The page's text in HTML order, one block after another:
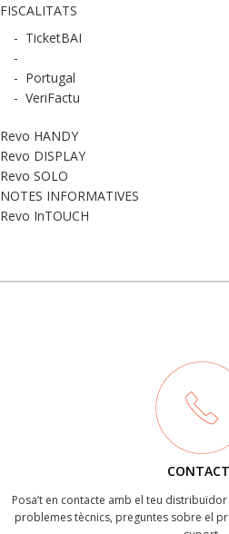
FISCALITATS
- TicketBAI
-
- Portugal
- VeriFactu
Revo HANDY
Revo DISPLAY
Revo SOLO
NOTES INFORMATIVES
Revo InTOUCH
Posa’t en contacte amb el teu
problemes tècnics, preguntes sobre el